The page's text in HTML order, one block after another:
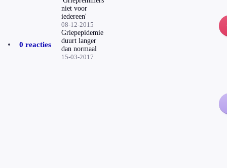
niet voor
iedereen'
08-12-2015
Griepepidemie
duurt langer
dan normaal
15-03-2017
0 reacties